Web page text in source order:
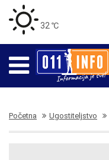
32 ℃
Početna Ugostiteljstvo